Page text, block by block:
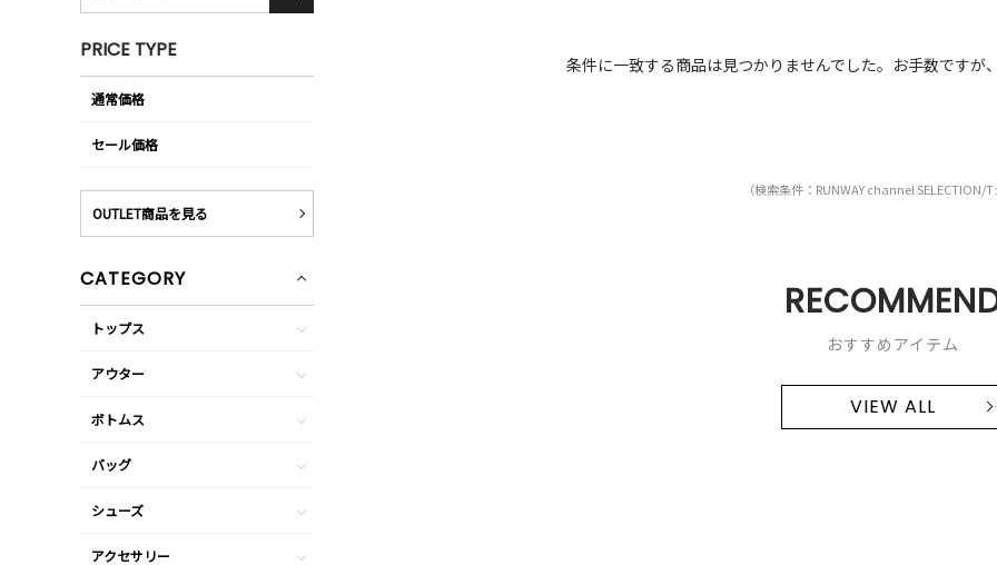
条件に一致する商品は見つかりませんでした。お手数ですが
（検索条件：RUNWAY channel SELECTION/T
おすすめアイテム
VIEW ALL
PRICE TYPE
通常価格
セール価格
OUTLET商品を見る
CATEGORY
トップス
アウター
ボトムス
バッグ
シューズ
アクセサリー